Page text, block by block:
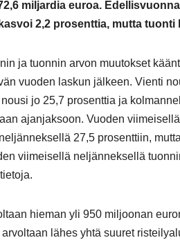
miljardia euroa.
2,2 prosenttia, mutta tuonti
ja tuonnin arvon muutokset
vuoden laskun jälkeen. Vienti
jo 25,7 prosenttia ja
ajanjaksoon. Vuoden
27,5 prosenttiin,
viimeisellä neljänneksellä
hieman yli 950 miljoonan
lähes yhtä suuret